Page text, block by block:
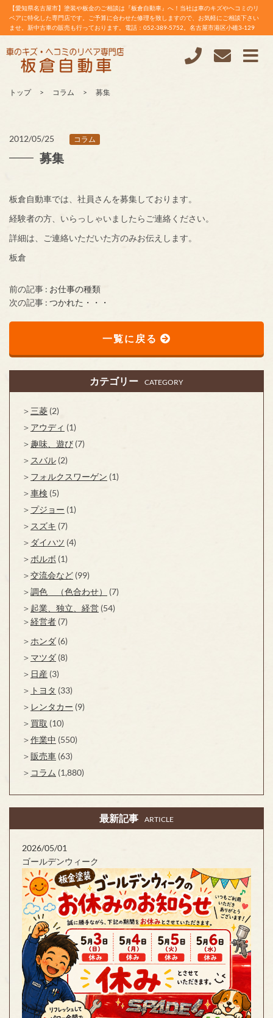
【愛知県名古屋市】塗装や板金のご相談は『板倉自動車』へ！当社は車のキズやヘコミのリ
ペアに特化した専門店です。ご予算に合わせた修理を致しますので、お気軽にご相談下さい
ませ。新中古車の販売も行っております。電話：052-389-5752。名古屋市港区小碓3-129
トップ コラム 募集
2012/05/25 コラム
募集
板倉自動車では、社員さんを募集しております。
経験者の方、いらっしゃいましたらご連絡ください。
詳細は、ご連絡いただいた方のみお伝えします。
板倉
前の記事 : お仕事の種類
次の記事 : つかれた・・・
一覧に戻る
カテゴリー CATEGORY
三菱 (2)
アウディ (1)
趣味、遊び (7)
スバル (2)
フォルクスワーゲン (1)
車検 (5)
プジョー (1)
スズキ (7)
ダイハツ (4)
ボルボ (1)
交流会など (99)
調色 （色合わせ）
(7)
起業、独立、経営 (54)
経営者 (7)
ホンダ (6)
マツダ (8)
日産 (3)
トヨタ (33)
レンタカー (9)
買取 (10)
作業中 (550)
販売車 (63)
コラム (1,880)
最新記事 ARTICLE
2026/05/01
ゴールデンウィーク